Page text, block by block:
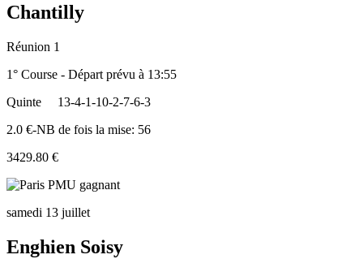
Chantilly
Réunion 1
1° Course - Départ prévu à 13:55
Quinte
13-4-1-10-2-7-6-3
2.0 €-NB de fois la mise: 56
3429.80 €
samedi 13 juillet
Enghien Soisy